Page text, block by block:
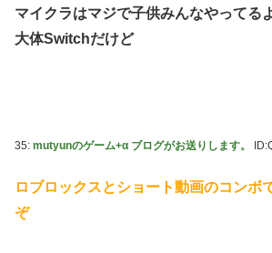
マイクラはマジで子供みんなやってる
大体Switchだけど
35: mutyunのゲーム+α ブログがお送りします。
ロブロックスとショート動画のコンボ
ぞ